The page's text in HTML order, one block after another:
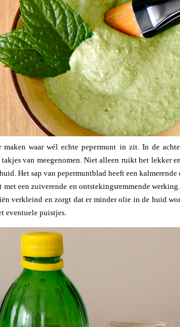
maken waar wél echte pepermunt in zit. In de
van meegenomen. Niet alleen ruikt het lekker
Het sap van pepermuntblad heeft een
een zuiverende en ontstekingsremmende
verkleind en zorgt dat er minder olie in de huid
eventuele puistjes.